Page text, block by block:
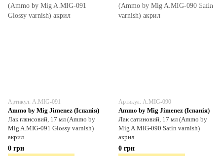
Артикул: A.MIG-091
Ammo by Mig Jimenez (Іспанія)
Лак глянсовий, 17 мл (Ammo by
Mig A.MIG-091 Glossy varnish)
акрил
0 грн
Артикул: A.MIG-090
Ammo by Mig Jimenez (Іспанія)
Лак сатиновий, 17 мл (Ammo by
Mig A.MIG-090 Satin varnish)
акрил
0 грн